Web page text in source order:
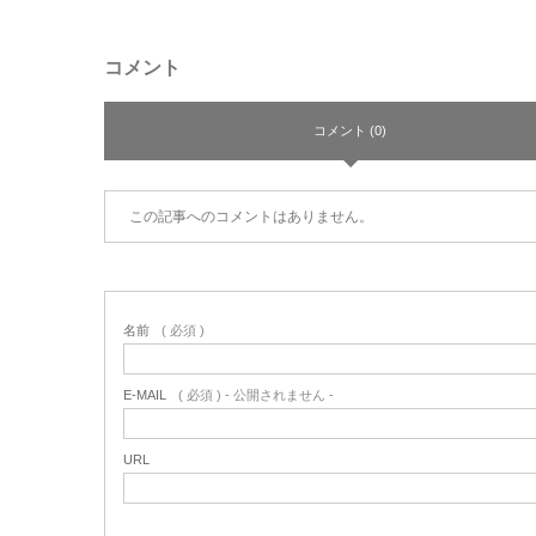
コメント
コメント (0)
この記事へのコメントはありません。
名前 ( 必須 )
E-MAIL ( 必須 ) - 公開されません -
URL